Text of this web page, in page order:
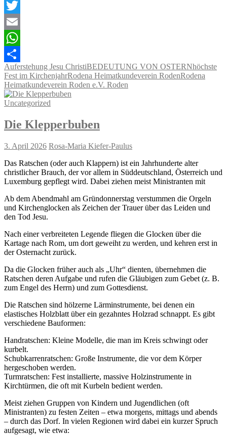
Facebook
Twitter
Email
WhatsApp
Teilen
Auferstehung Jesu ChristiBEDEUTUNG VON OSTERNhöchste
Fest im KirchenjahrRodena Heimatkundeverein RodenRodena
Heimatkundeverein Roden e.V. Roden
Uncategorized
Die Klepperbuben
3. April 2026 Rosa-Maria Kiefer-Paulus
Das Ratschen (oder auch Klappern) ist ein Jahrhunderte alter
christlicher Brauch, der vor allem in Süddeutschland, Österreich und
Luxemburg gepflegt wird. Dabei ziehen meist Ministranten mit
Ab dem Abendmahl am Gründonnerstag verstummen die Orgeln
und Kirchenglocken als Zeichen der Trauer über das Leiden und
den Tod Jesu.
Nach einer verbreiteten Legende fliegen die Glocken über die
Kartage nach Rom, um dort geweiht zu werden, und kehren erst in
der Osternacht zurück.
Da die Glocken früher auch als „Uhr“ dienten, übernehmen die
Ratschen deren Aufgabe und rufen die Gläubigen zum Gebet (z. B.
zum Engel des Herrn) und zum Gottesdienst.
Die Ratschen sind hölzerne Lärminstrumente, bei denen ein
elastisches Holzblatt über ein gezahntes Holzrad schnappt. Es gibt
verschiedene Bauformen:
Handratschen: Kleine Modelle, die man im Kreis schwingt oder
kurbelt.
Schubkarrenratschen: Große Instrumente, die vor dem Körper
hergeschoben werden.
Turmratschen: Fest installierte, massive Holzinstrumente in
Kirchtürmen, die oft mit Kurbeln bedient werden.
Meist ziehen Gruppen von Kindern und Jugendlichen (oft
Ministranten) zu festen Zeiten – etwa morgens, mittags und abends
– durch das Dorf. In vielen Regionen wird dabei ein kurzer Spruch
aufgesagt, wie etwa: